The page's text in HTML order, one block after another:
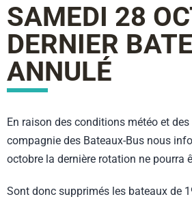
SAMEDI 28
DERNIER
ANNULÉ
En raison des conditions météo et
compagnie des Bateaux-Bus nous
octobre la dernière rotation ne pourra
Sont donc supprimés les bateaux de